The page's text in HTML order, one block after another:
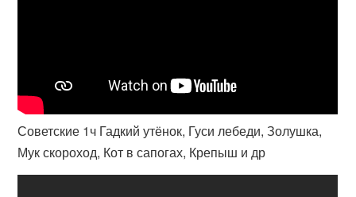
Советские 1ч Гадкий утёнок, Гуси лебеди, Золушка,
Мук скороход, Кот в сапогах, Крепыш и др